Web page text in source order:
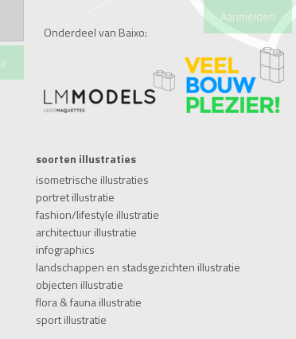
Onderdeel van Baixo:
soorten illustraties
isometrische illustraties
portret illustratie
fashion/lifestyle illustratie
architectuur illustratie
infographics
landschappen en stadsgezichten illustratie
objecten illustratie
flora & fauna illustratie
sport illustratie